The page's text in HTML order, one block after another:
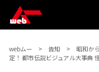
webムー 告知
昭和か
定！ 都市伝説ビジュアル大事典